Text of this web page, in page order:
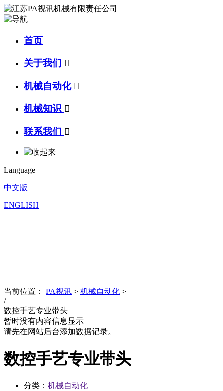
首页
关于我们 
机械自动化 
机械知识 
联系我们 
Language
中文版
ENGLISH
当前位置： PA视讯 > 机械自动化 >
/
数控手艺专业带头
暂时没有内容信息显示
请先在网站后台添加数据记录。
数控手艺专业带头
分类： 机械自动化